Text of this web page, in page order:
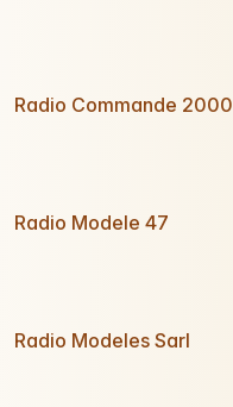
Radio Commande 2000
Radio Modele 47
Radio Modeles Sarl